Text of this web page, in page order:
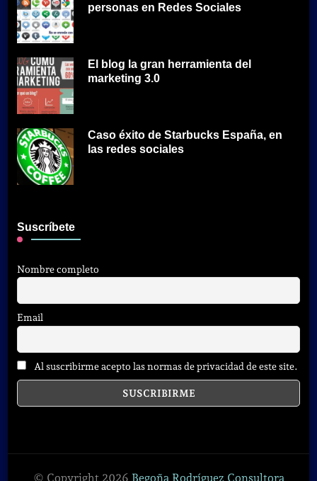
personas en Redes Sociales
El blog la gran herramienta del
marketing 3.0
Caso éxito de Starbucks España, en
las redes sociales
Suscríbete
Nombre completo
Email
Al suscribirme acepto las normas de privacidad de este site.
© Copyright 2026 Begoña Rodríguez Consultora